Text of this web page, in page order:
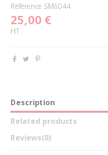
Référence SM6044
25,00 €
HT
Description
Related products
Reviews(0)